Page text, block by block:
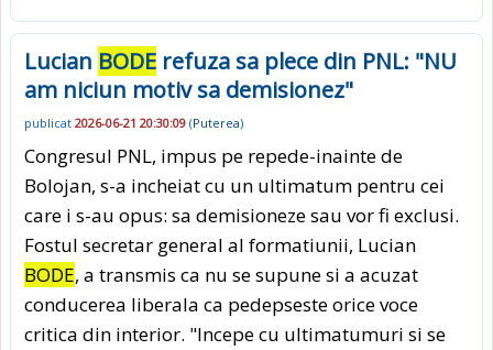
Lucian BODE refuza sa plece din PNL: "NU
am niciun motiv sa demisionez"
publicat 2026-06-21 20:30:09 (Puterea)
Congresul PNL, impus pe repede-inainte de
Bolojan, s-a incheiat cu un ultimatum pentru cei
care i s-au opus: sa demisioneze sau vor fi exclusi.
Fostul secretar general al formatiunii, Lucian
BODE, a transmis ca nu se supune si a acuzat
conducerea liberala ca pedepseste orice voce
critica din interior. "Incepe cu ultimatumuri si se